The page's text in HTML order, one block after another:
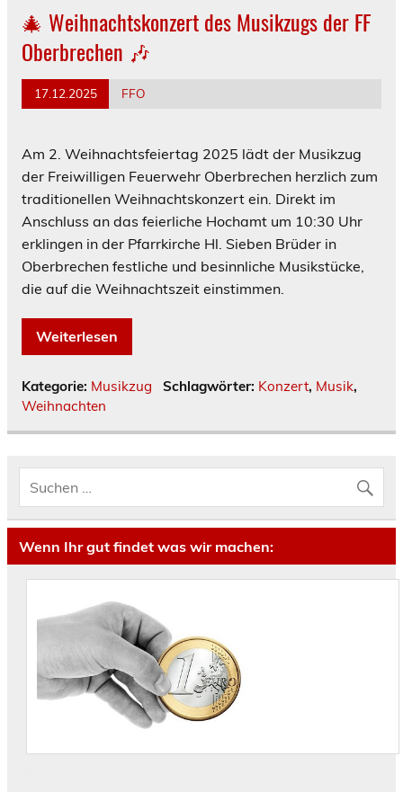
🎄 Weihnachtskonzert des Musikzugs der FF
Oberbrechen 🎶
17.12.2025 FFO
Am 2. Weihnachtsfeiertag 2025 lädt der Musikzug
der Freiwilligen Feuerwehr Oberbrechen herzlich zum
traditionellen Weihnachtskonzert ein. Direkt im
Anschluss an das feierliche Hochamt um 10:30 Uhr
erklingen in der Pfarrkirche Hl. Sieben Brüder in
Oberbrechen festliche und besinnliche Musikstücke,
die auf die Weihnachtszeit einstimmen.
Weiterlesen
Kategorie: Musikzug Schlagwörter: Konzert, Musik,
Weihnachten
Wenn Ihr gut findet was wir machen: